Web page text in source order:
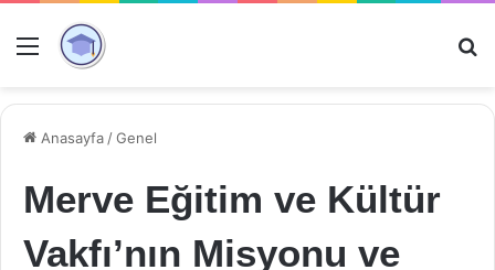
Menü
Anasayfa /Genel
Merve Eğitim ve Kültür
Vakfı’nın Misyonu ve